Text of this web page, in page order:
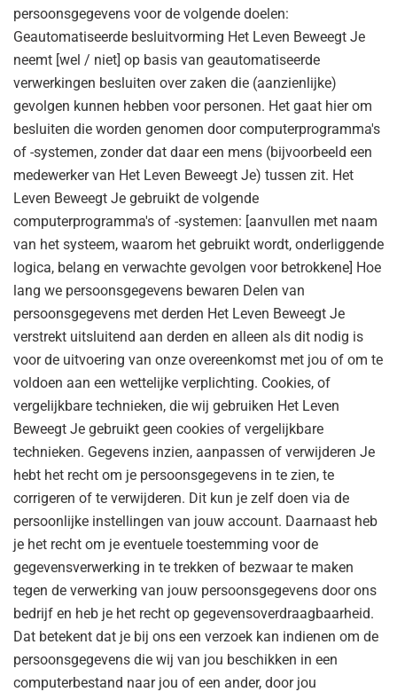
persoonsgegevens voor de volgende doelen:
Geautomatiseerde besluitvorming Het Leven Beweegt Je
neemt [wel / niet] op basis van geautomatiseerde
verwerkingen besluiten over zaken die (aanzienlijke)
gevolgen kunnen hebben voor personen. Het gaat hier om
besluiten die worden genomen door computerprogramma's
of -systemen, zonder dat daar een mens (bijvoorbeeld een
medewerker van Het Leven Beweegt Je) tussen zit. Het
Leven Beweegt Je gebruikt de volgende
computerprogramma's of -systemen: [aanvullen met naam
van het systeem, waarom het gebruikt wordt, onderliggende
logica, belang en verwachte gevolgen voor betrokkene] Hoe
lang we persoonsgegevens bewaren Delen van
persoonsgegevens met derden Het Leven Beweegt Je
verstrekt uitsluitend aan derden en alleen als dit nodig is
voor de uitvoering van onze overeenkomst met jou of om te
voldoen aan een wettelijke verplichting. Cookies, of
vergelijkbare technieken, die wij gebruiken Het Leven
Beweegt Je gebruikt geen cookies of vergelijkbare
technieken. Gegevens inzien, aanpassen of verwijderen Je
hebt het recht om je persoonsgegevens in te zien, te
corrigeren of te verwijderen. Dit kun je zelf doen via de
persoonlijke instellingen van jouw account. Daarnaast heb
je het recht om je eventuele toestemming voor de
gegevensverwerking in te trekken of bezwaar te maken
tegen de verwerking van jouw persoonsgegevens door ons
bedrijf en heb je het recht op gegevensoverdraagbaarheid.
Dat betekent dat je bij ons een verzoek kan indienen om de
persoonsgegevens die wij van jou beschikken in een
computerbestand naar jou of een ander, door jou